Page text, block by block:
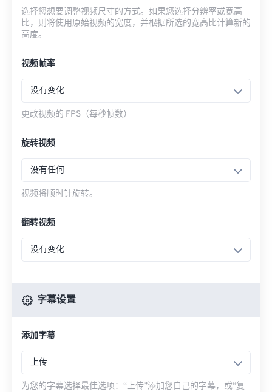
选择您想要调整视频尺寸的方式。如果您选择分辨率或宽高
比，则将使用原始视频的宽度，并根据所选的宽高比计算新的
高度。
视频帧率
没有变化
更改视频的 FPS（每秒帧数）
旋转视频
没有任何
视频将顺时针旋转。
翻转视频
没有变化
字幕设置
添加字幕
上传
为您的字幕选择最佳选项：“上传”添加您自己的字幕，或“复